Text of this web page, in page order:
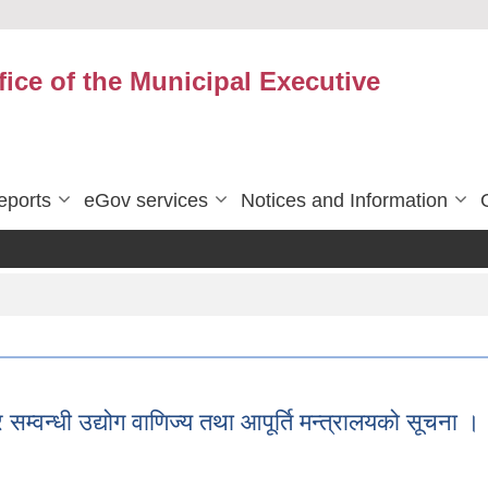
of the Municipal Executive
eGov services Notices and Information
उद्योग वाणिज्य तथा आपूर्ति मन्त्रालयको सूचना ।